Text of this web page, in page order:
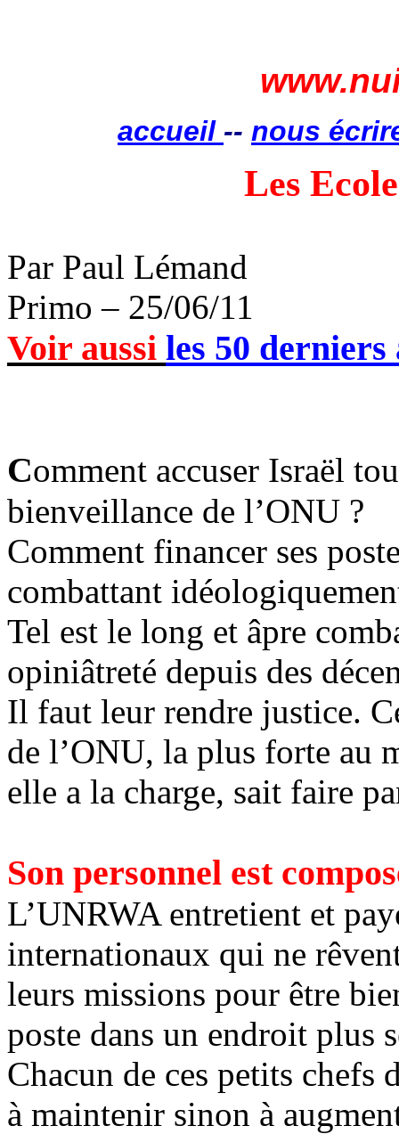
accueil -- nous
Les
Par Paul Lémand
Primo – 25/06/11
Voir aussi les 50
Comment accuser Israël
bienveillance de l’ONU ?
Comment financer ses
combattant
Tel est le long et âpre
opiniâtreté depuis des
Il faut leur rendre justice.
de l’ONU, la plus forte au
elle a la charge, sait faire
Son personnel est
L’UNRWA entretient et
internationaux qui ne
leurs missions pour être
poste dans un endroit plus
Chacun de ces petits chefs
à maintenir sinon à